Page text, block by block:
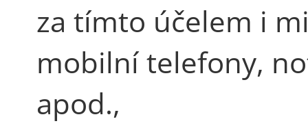
za tímto účelem i
mobilní telefony,
apod.,